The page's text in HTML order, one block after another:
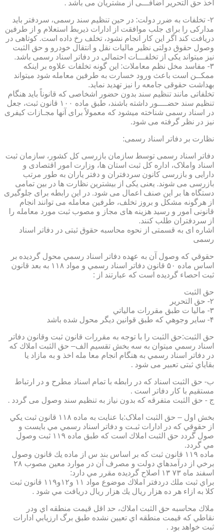
اخذ حق التحریر اضافـــی از مشتریان می باشد .
۲- تخلفات به ضرر دولت: در حین تنظیم سند رسمی، سردفتر باید
مدارکی را برای جلب موافقت از ادارات ذیربط استعلام و از طرفین
دریافت کند اگر این کار انجام نشود، تخلف رخ داده است. کوتاهی در
وصول حقوق دولتی نظیر مالیات نقل و انتقال خودرو و حق الثبت
نیز میتواند یکی از تخلفـــات احتمالی در دفاتر اسناد رسمی باشد.
۳- مفاسد مخل نظم معاملات: این گونه تخلفات علاوه بر اینکه
ممکــن است باعث ورود خسارت به طرفین معامله شود میتواند
بهداشت حقوقی جامعه را نیز تهدید نماید.
تخلفاتی مانند تنظیم سند بدون حضور اشخاصی که قانوناً باید هنگام
تنظیم سند حضــــور داشته باشند، طبق ماده ۱۰۰ قانون ثبت، جعل
در اسناد رسمی شناخته میشود که معمولاً برای آنها مجـازات کیفری
نیز در نظر گرفته می شود.
نظارت بر دفاتر اسناد رسمی:
دفاتر اسناد رسمی توسط سازمان بازرسی کل کشور، سازمان ثبت
اسناد واملاک، اداره کل ثبت استان ها، وزارت امور اقتصادی و
دارایی و بازرسی کانون سردفتران و دفتر یاران به طور مرتب
بازرسی می شوند. یعنی یکی از بیشترین نظارت ها در بین تمامی
دستگاه ها بر این صنف اعمال می شود. در این رابطه برای جلوگیری
از هرگونه مشکل و بروز تخلف، طرفین معامله می توانند انجام
قانونی امور و رسید هزینه های مجاز و مصوب ثبت مورد معامله را
از سردفتران طلب کنند.
اشاره ای به قسمتی از نحوه محاسبه حقوق ثبتی در دفاتر اسناد
رسمی
حقوقي كه وصول آن به عهده دفاتر اسناد رسمي محول گرديده بر
اساس ماده ۵۰ قانون دفاتر اسناد رسمي و مواد ۱۱۸ به بعد قانون
ثبت احصاء گرديده است كه عبارتند از :
حق الثبت
۲- حق التحرير
۳- ماليا ت طبق مقررات مالياتي
۴- ساير وجوهي كه طبق قوانين ديگر محول شده باشد
حق الثبت:حق الثبت را با توجه به مقررات قانون ثبت وقانون دفاتر
اسناد رسمي ميتوان به سه بخش تقسيم الف– حق الثبت املاك كه
در دفاتر اسناد رسمي به هنگام انجام معا مله اخذ و به مازاد يا
بقاياي ثبتی تعبیر می شود .
ب- حق الثبت اسناد كه در رابطه با تمام اسناد مطرح و در ارتباط
مستقيم با كار دفاتر است .
ج - حق الثبت متفرقه كه بدون نياز به تنظیم سند وصول می گردد .
بخش اول – حق الثبت املاک:با عنايت به ماده ۱۱۸ قانون ثبت يكي
از حقوقي كه در ادارات ثبـت و دفاتر اسناد رسمي مي بايست و
صول گردد حق الثبت املاك است كه طبق ماده ۱۱۹ ثبت وصول
مي گردد.
ماده ۱۱۹ قانون ثبت كه بر اساس بند س از ماده يك قانون وصول
برخي از درآمدهاي دولت و مصرف آن در موارد معين مصوب ۲۸
اسفند ماه ۷۳ ۱۳ اصلاح گرديده مقرر مي دارد:
براي ثبت ملك دردفتر املاك موضوع مواد ۱۱ و۱۲و۱۱۹ قانون ثبت
كلا به ازاء هر ده هزار ريال يك هزار ريال دريافت مي شود .
ملاك محاسبه حق الثبت املاك، حد اقل قيمت منطقه اي ودر
نقاطي كه قيمت منطقه اي تعيين نشده طبق برگ ارزيابي ادارات
ثبت خواهد بود .